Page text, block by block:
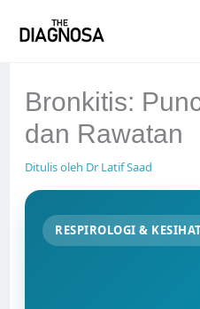
Bronkitis:
dan Rawatan
Ditulis oleh Dr Latif Saad
RESPIROLOGI &